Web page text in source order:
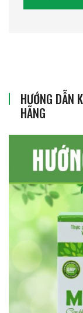
HƯỚNG DẪN
HÃNG